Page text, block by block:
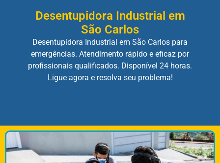
Desentupidora Industrial em
São Carlos
Desentupidora Industrial em São Carlos para
emergências. Atendimento rápido e eficaz por
profissionais qualificados. Disponível 24 horas.
Ligue agora e resolva seu problema!